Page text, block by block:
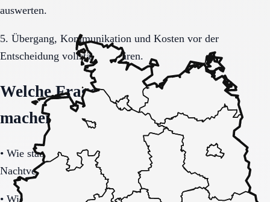
auswerten.
5. Übergang, Kommunikation und Kosten vor der
Entscheidung vollständig klären.
Welche Fragen den Unterschied
machen
• Wie stabil ist die Pflegeorganisation im Tages- und
Nachtverlauf?
• Wie transparent werden Zusatzkosten, Leistungen und